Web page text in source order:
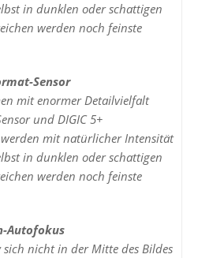
in dunklen oder schattigen
werden noch feinste
Sensor
mit enormer Detailvielfalt
und DIGIC 5+
mit natürlicher Intensität
in dunklen oder schattigen
werden noch feinste
Autofokus
nicht in der Mitte des Bildes